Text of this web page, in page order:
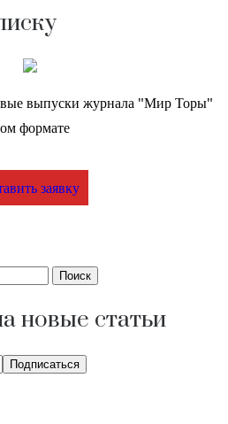
выпуски журнала "Мир Торы"
формате
заявку
новые статьи